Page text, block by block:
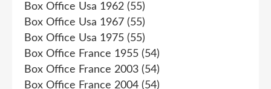
Box Office Usa 1962 (55)
Box Office Usa 1967 (55)
Box Office Usa 1975 (55)
Box Office France 1955 (54)
Box Office France 2003 (54)
Box Office France 2004 (54)